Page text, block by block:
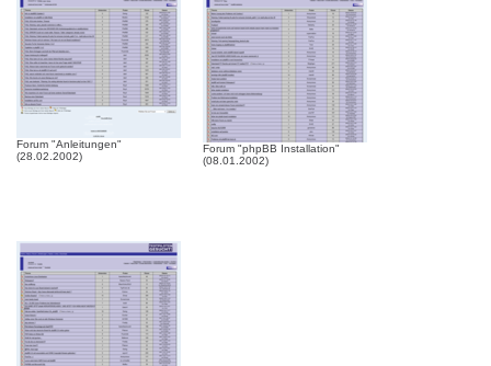
Forum "Anleitungen"
(28.02.2002)
Forum "phpBB Installation"
(08.01.2002)